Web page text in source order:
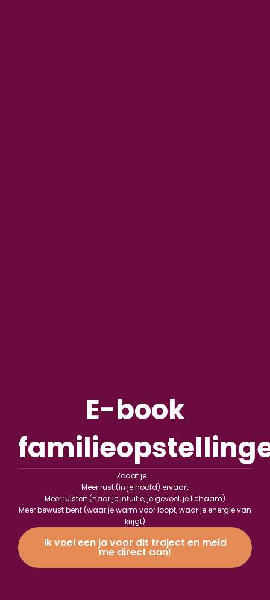
E-book
Zodat je ...
Meer rust (in je hoofd) ervaart
Meer luistert (naar je intuïtie, je gevoel, je lichaam)
Meer bewust bent (waar je warm voor loopt, waar je energie van
krijgt)
Ik voel een ja voor dit traject en meld
me direct aan!